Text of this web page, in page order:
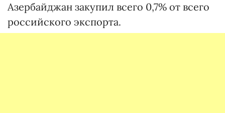
Азербайджан закупил всего 0,7% от всего
российского экспорта.